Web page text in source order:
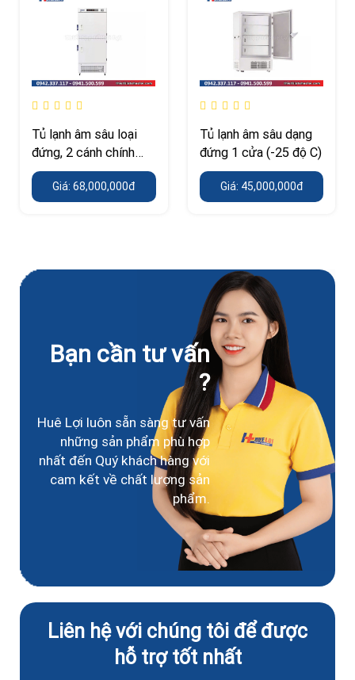
Tủ lạnh âm sâu loại
đứng, 2 cánh chính
hãng
Giá: 68,000,000đ
Tủ lạnh âm sâu dạng
đứng 1 cửa (-25 độ C)
Giá: 45,000,000đ
Bạn cần tư vấn
?
Huê Lợi luôn sẵn sàng tư vấn
những sản phẩm phù hợp
nhất đến Quý khách hàng với
cam kết về chất lượng sản
phẩm.
Liên hệ với chúng tôi để được
hỗ trợ tốt nhất